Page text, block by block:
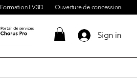
Formation LV3D Ouverture de concession
Sign in